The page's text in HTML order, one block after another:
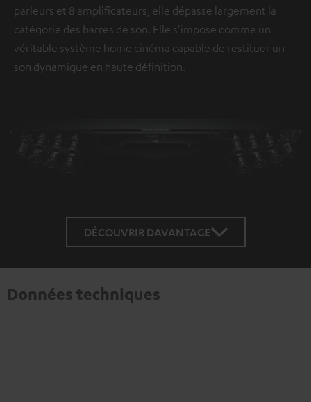
parleurs et 8 amplificateurs, elle dépasse largement la
catégorie des barres de son. Elle s'impose comme un
véritable système home cinéma capable de restituer un
son dynamique en haute définition.
DÉCOUVRIR DAVANTAGE
Données techniques